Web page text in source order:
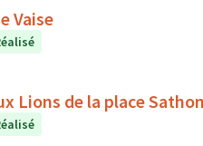
Vaise
Lions de la place